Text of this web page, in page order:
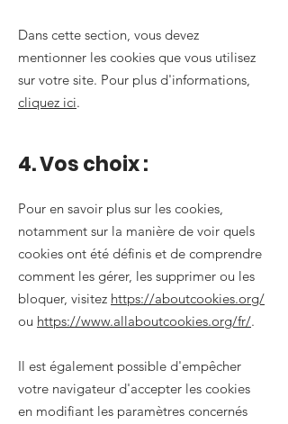
Dans cette section, vous devez
mentionner les cookies que vous utilisez
sur votre site. Pour plus d'informations,
cliquez ici.
4. Vos choix :
Pour en savoir plus sur les cookies,
notamment sur la manière de voir quels
cookies ont été définis et de comprendre
comment les gérer, les supprimer ou les
bloquer, visitez https://aboutcookies.org/
ou https://www.allaboutcookies.org/fr/.
Il est également possible d'empêcher
votre navigateur d'accepter les cookies
en modifiant les paramètres concernés